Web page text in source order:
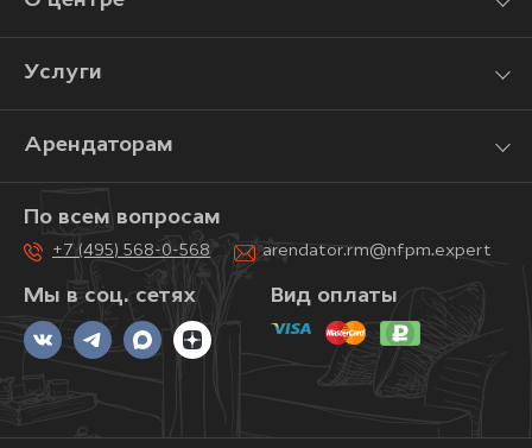
Услуги
Арендаторам
Мы в соц. сетях
По всем вопросам
+7 (495) 568-0-568 arendator.rm@nfpm.expert
Вид оплаты